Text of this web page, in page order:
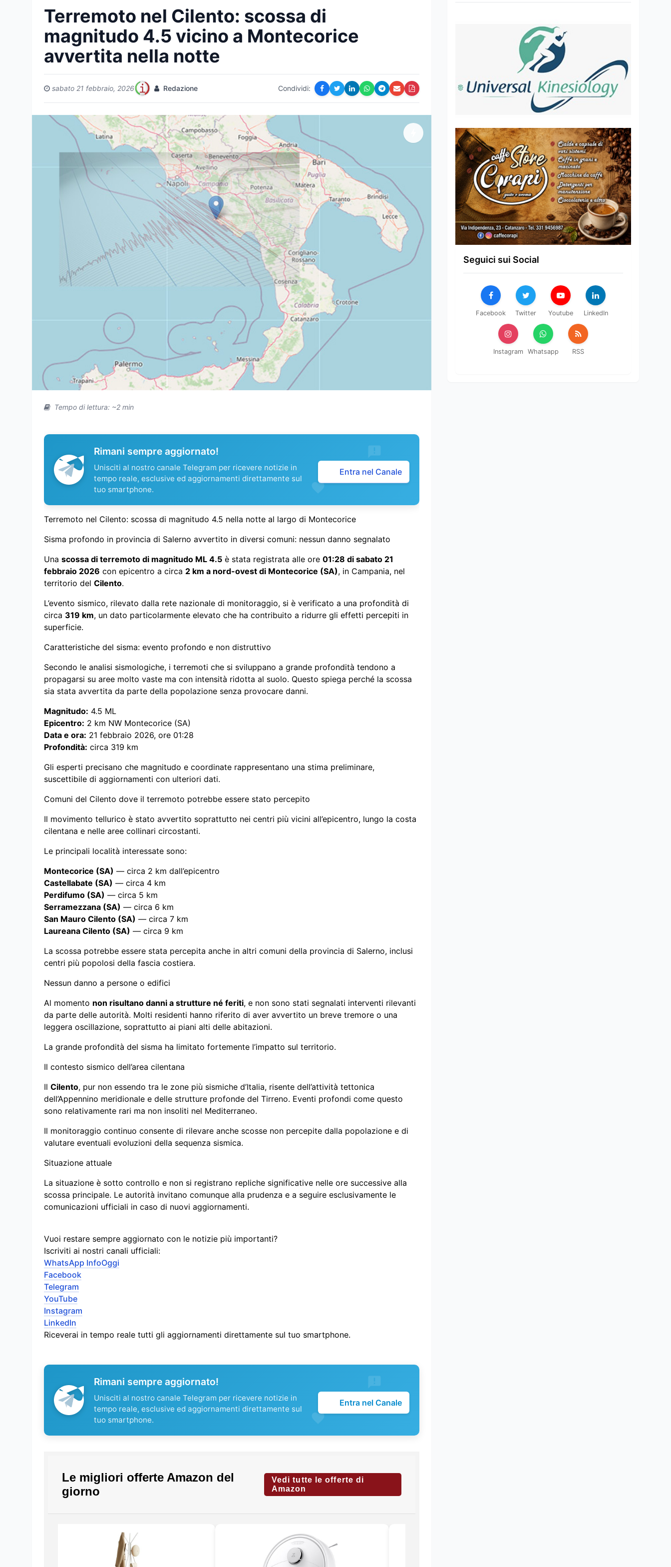
Terremoto nel Cilento: scossa di
magnitudo 4.5 vicino a Montecorice
avvertita nella notte
sabato 21 febbraio, 2026 Redazione Condividi:
Tempo di lettura: ~2 min
Rimani sempre aggiornato!
Unisciti al nostro canale Telegram per ricevere notizie in
tempo reale, esclusive ed aggiornamenti direttamente sul
tuo smartphone.
Entra nel Canale
Terremoto nel Cilento: scossa di magnitudo 4.5 nella notte al largo di Montecorice
Sisma profondo in provincia di Salerno avvertito in diversi comuni: nessun danno segnalato
Una scossa di terremoto di magnitudo ML 4.5 è stata registrata alle ore 01:28 di sabato 21
febbraio 2026 con epicentro a circa 2 km a nord-ovest di Montecorice (SA), in Campania, nel
territorio del Cilento.
L’evento sismico, rilevato dalla rete nazionale di monitoraggio, si è verificato a una profondità di
circa 319 km, un dato particolarmente elevato che ha contribuito a ridurre gli effetti percepiti in
superficie.
Caratteristiche del sisma: evento profondo e non distruttivo
Secondo le analisi sismologiche, i terremoti che si sviluppano a grande profondità tendono a
propagarsi su aree molto vaste ma con intensità ridotta al suolo. Questo spiega perché la scossa
sia stata avvertita da parte della popolazione senza provocare danni.
Magnitudo: 4.5 ML
Epicentro: 2 km NW Montecorice (SA)
Data e ora: 21 febbraio 2026, ore 01:28
Profondità: circa 319 km
Gli esperti precisano che magnitudo e coordinate rappresentano una stima preliminare,
suscettibile di aggiornamenti con ulteriori dati.
Comuni del Cilento dove il terremoto potrebbe essere stato percepito
Il movimento tellurico è stato avvertito soprattutto nei centri più vicini all’epicentro, lungo la costa
cilentana e nelle aree collinari circostanti.
Le principali località interessate sono:
Montecorice (SA) — circa 2 km dall’epicentro
Castellabate (SA) — circa 4 km
Perdifumo (SA) — circa 5 km
Serramezzana (SA) — circa 6 km
San Mauro Cilento (SA) — circa 7 km
Laureana Cilento (SA) — circa 9 km
La scossa potrebbe essere stata percepita anche in altri comuni della provincia di Salerno, inclusi
centri più popolosi della fascia costiera.
Nessun danno a persone o edifici
Al momento non risultano danni a strutture né feriti, e non sono stati segnalati interventi rilevanti
da parte delle autorità. Molti residenti hanno riferito di aver avvertito un breve tremore o una
leggera oscillazione, soprattutto ai piani alti delle abitazioni.
La grande profondità del sisma ha limitato fortemente l’impatto sul territorio.
Il contesto sismico dell’area cilentana
Il Cilento, pur non essendo tra le zone più sismiche d’Italia, risente dell’attività tettonica
dell’Appennino meridionale e delle strutture profonde del Tirreno. Eventi profondi come questo
sono relativamente rari ma non insoliti nel Mediterraneo.
Il monitoraggio continuo consente di rilevare anche scosse non percepite dalla popolazione e di
valutare eventuali evoluzioni della sequenza sismica.
Situazione attuale
La situazione è sotto controllo e non si registrano repliche significative nelle ore successive alla
scossa principale. Le autorità invitano comunque alla prudenza e a seguire esclusivamente le
comunicazioni ufficiali in caso di nuovi aggiornamenti.
Vuoi restare sempre aggiornato con le notizie più importanti?
Iscriviti ai nostri canali ufficiali:
WhatsApp InfoOggi
Facebook
Telegram
YouTube
Instagram
LinkedIn
Riceverai in tempo reale tutti gli aggiornamenti direttamente sul tuo smartphone.
Rimani sempre aggiornato!
Unisciti al nostro canale Telegram per ricevere notizie in
tempo reale, esclusive ed aggiornamenti direttamente sul
tuo smartphone.
Entra nel Canale
Seguici sui Social
Facebook Twitter Youtube LinkedIn
Instagram Whatsapp RSS